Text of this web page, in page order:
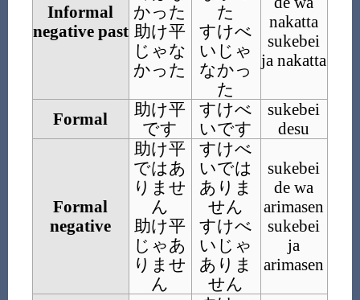
Informal
negative past
かった
助け平
じゃな
かった
た
すけべ
いじゃ
なかっ
た
nakatta
sukebei
ja nakatta
Formal
助け平
です
すけべ
いです
sukebei
desu
Formal
negative
助け平
ではあ
りませ
ん
助け平
じゃあ
りませ
ん
すけべ
いでは
ありま
せん
すけべ
いじゃ
ありま
せん
sukebei
de wa
arimasen
sukebei
ja
arimasen